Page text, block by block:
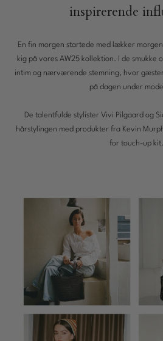
Charms
inspirerende
En fin morgen startede med lækker
kig på vores AW25 kollektion. I de smukke
intim og nærværende stemning, hvor
på dagen under
De talentfulde stylister Vivi Pilgaard og
hårstylingen med produkter fra Kevin
for touch-up kit.